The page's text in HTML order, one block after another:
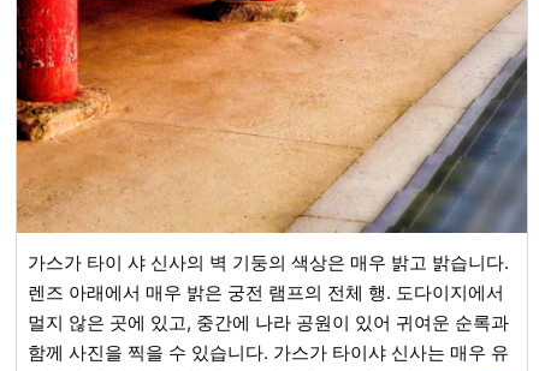
가스가 타이 샤 신사의 벽 기둥의 색상은 매우 밝고 밝습니다.
렌즈 아래에서 매우 밝은 궁전 램프의 전체 행. 도다이지에서
멀지 않은 곳에 있고, 중간에 나라 공원이 있어 귀여운 순록과
함께 사진을 찍을 수 있습니다. 가스가 타이샤 신사는 매우 유